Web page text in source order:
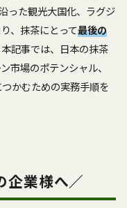
った観光大国化、ラグジ
、抹茶にとって最後の
記事では、日本の抹茶
市場のポテンシャル、
かむための実務手順を
企業様へ／